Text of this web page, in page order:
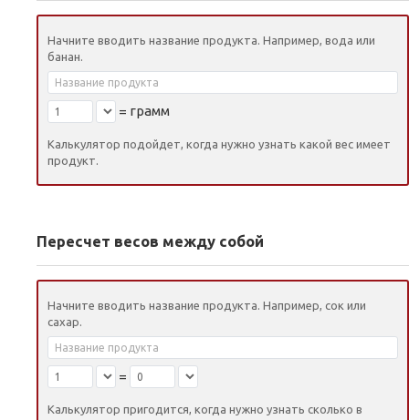
Начните вводить название продукта. Например, вода или
банан.
= грамм
Калькулятор подойдет, когда нужно узнать какой вес имеет
продукт.
Пересчет весов между собой
Начните вводить название продукта. Например, сок или
сахар.
=
Калькулятор пригодится, когда нужно узнать сколько в